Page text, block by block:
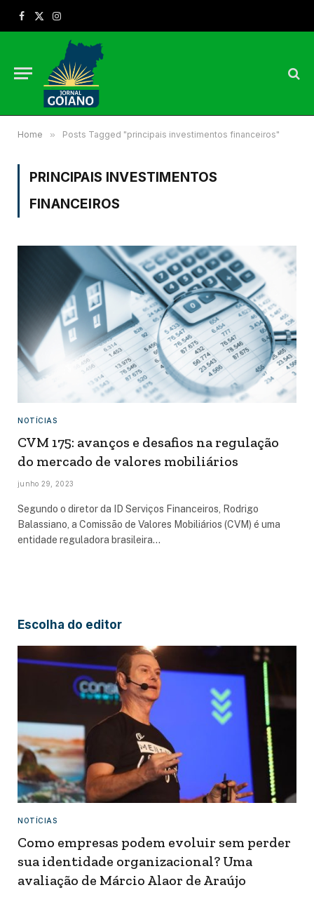
Facebook
X
Instagram
Home » Posts Tagged "principais investimentos financeiros"
PRINCIPAIS INVESTIMENTOS
FINANCEIROS
NOTÍCIAS
CVM 175: avanços e desafios na regulação
do mercado de valores mobiliários
junho 29, 2023
Segundo o diretor da ID Serviços Financeiros, Rodrigo
Balassiano, a Comissão de Valores Mobiliários (CVM) é uma
entidade reguladora brasileira…
Escolha do editor
NOTÍCIAS
Como empresas podem evoluir sem perder
sua identidade organizacional? Uma
avaliação de Márcio Alaor de Araújo